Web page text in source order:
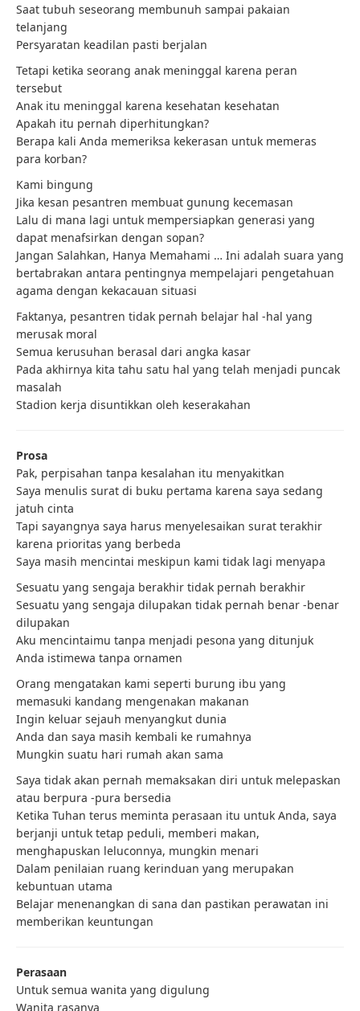
Saat tubuh seseorang membunuh sampai pakaian
telanjang
Persyaratan keadilan pasti berjalan
Tetapi ketika seorang anak meninggal karena peran
tersebut
Anak itu meninggal karena kesehatan kesehatan
Apakah itu pernah diperhitungkan?
Berapa kali Anda memeriksa kekerasan untuk memeras
para korban?
Kami bingung
Jika kesan pesantren membuat gunung kecemasan
Lalu di mana lagi untuk mempersiapkan generasi yang
dapat menafsirkan dengan sopan?
Jangan Salahkan, Hanya Memahami … Ini adalah suara yang
bertabrakan antara pentingnya mempelajari pengetahuan
agama dengan kekacauan situasi
Faktanya, pesantren tidak pernah belajar hal -hal yang
merusak moral
Semua kerusuhan berasal dari angka kasar
Pada akhirnya kita tahu satu hal yang telah menjadi puncak
masalah
Stadion kerja disuntikkan oleh keserakahan
Prosa
Pak, perpisahan tanpa kesalahan itu menyakitkan
Saya menulis surat di buku pertama karena saya sedang
jatuh cinta
Tapi sayangnya saya harus menyelesaikan surat terakhir
karena prioritas yang berbeda
Saya masih mencintai meskipun kami tidak lagi menyapa
Sesuatu yang sengaja berakhir tidak pernah berakhir
Sesuatu yang sengaja dilupakan tidak pernah benar -benar
dilupakan
Aku mencintaimu tanpa menjadi pesona yang ditunjuk
Anda istimewa tanpa ornamen
Orang mengatakan kami seperti burung ibu yang
memasuki kandang mengenakan makanan
Ingin keluar sejauh menyangkut dunia
Anda dan saya masih kembali ke rumahnya
Mungkin suatu hari rumah akan sama
Saya tidak akan pernah memaksakan diri untuk melepaskan
atau berpura -pura bersedia
Ketika Tuhan terus meminta perasaan itu untuk Anda, saya
berjanji untuk tetap peduli, memberi makan,
menghapuskan leluconnya, mungkin menari
Dalam penilaian ruang kerinduan yang merupakan
kebuntuan utama
Belajar menenangkan di sana dan pastikan perawatan ini
memberikan keuntungan
Perasaan
Untuk semua wanita yang digulung
Wanita rasanya